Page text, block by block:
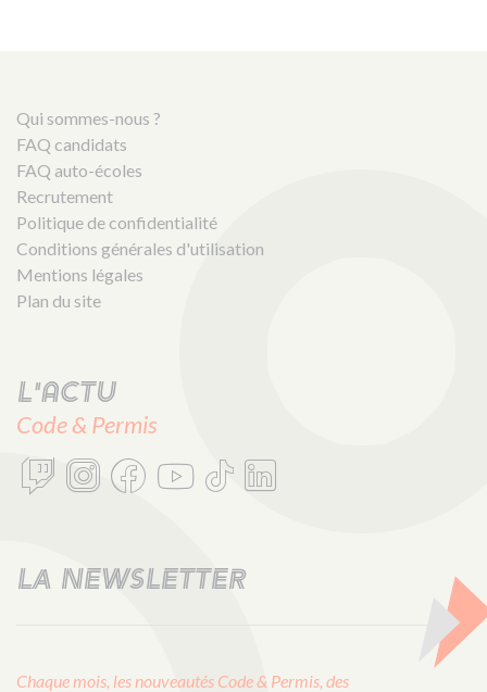
Qui sommes-nous ?
FAQ candidats
FAQ auto-écoles
Recrutement
Politique de confidentialité
Conditions générales d'utilisation
Mentions légales
Plan du site
L'actu
Code & Permis
LA NEWSLETTER
Chaque mois, les nouveautés Code & Permis, des